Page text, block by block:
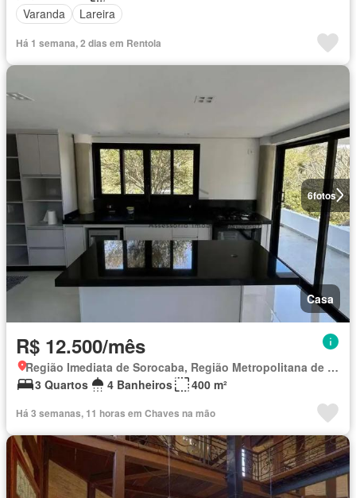
Varanda
Lareira
Há 1 semana, 2 dias em Rentola
6fotos
Casa
R$ 12.500/mês
Região Imediata de Sorocaba, Região Metropolitana de Sorocaba
3 Quartos
4 Banheiros 400 m²
Há 3 semanas, 11 horas em Chaves na mão